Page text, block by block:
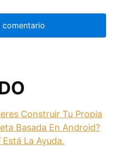
Construir Tu Propia
Basada En Android?
Está La Ayuda.